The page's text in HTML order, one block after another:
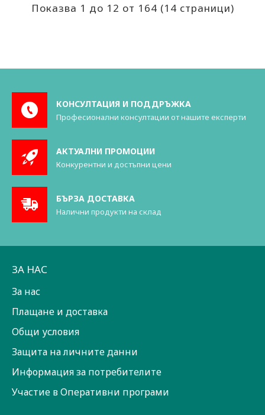
Показва 1 до 12 от 164 (14 страници)
КОНСУЛТАЦИЯ И ПОДДРЪЖКА
Професионални консултации от нашите експерти
АКТУАЛНИ ПРОМОЦИИ
Конкурентни и достъпни цени
БЪРЗА ДОСТАВКА
Налични продукти на склад
ЗА НАС
За нас
Плащане и доставка
Общи условия
Защита на личните данни
Информация за потребителите
Участие в Оперативни програми